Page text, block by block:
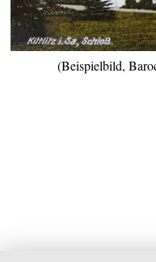
(Beispielbild,